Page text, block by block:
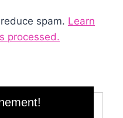
spam. Learn
processed.